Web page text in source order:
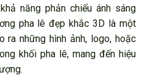
năng phản chiếu ánh sáng
pha lê đẹp khắc 3D là một
ra những hình ảnh, logo, hoặc
khối pha lê, mang đến hiệu